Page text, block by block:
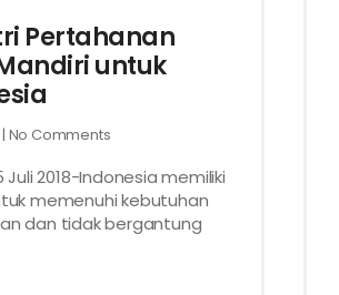
Pertahanan
untuk
No Comments
Juli 2018-Indonesia memiliki
memenuhi kebutuhan
dan tidak bergantung